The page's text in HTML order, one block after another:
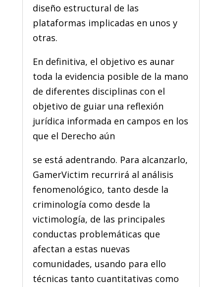
diseño estructural de las
plataformas implicadas en unos y
otras.
En definitiva, el objetivo es aunar
toda la evidencia posible de la mano
de diferentes disciplinas con el
objetivo de guiar una reflexión
jurídica informada en campos en los
que el Derecho aún
se está adentrando. Para alcanzarlo,
GamerVictim recurrirá al análisis
fenomenológico, tanto desde la
criminología como desde la
victimología, de las principales
conductas problemáticas que
afectan a estas nuevas
comunidades, usando para ello
técnicas tanto cuantitativas como